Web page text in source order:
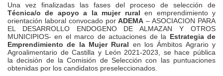
Una vez finalizadas las fases del proceso de selección de
Técnica/o de apoyo a la mujer ruralen emprendimiento y
orientación laboral convocado porADEMA – ASOCIACION PARA
EL DESARROLLO ENDOGENO DE ALMAZAN Y OTROS
MUNICIPIOS- en el marco de actuaciones de la Estrategia de
Emprendimiento de la Mujer Rural en los Ámbitos Agrario y
Agroalimentario de Castilla y León 2021-2023, se hace pública
la decisión de la Comisión de Selección con las puntuaciones
obtenidas por los candidatos preseleccionados.